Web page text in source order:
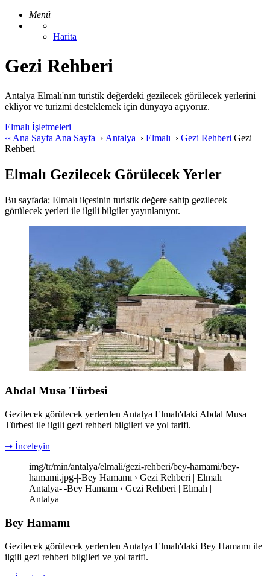
Menü
Harita
Gezi Rehberi
Antalya Elmalı'nın turistik değerdeki gezilecek görülecek yerlerini
ekliyor ve turizmi desteklemek için dünyaya açıyoruz.
Elmalı İşletmeleri
‹‹ Ana Sayfa Ana Sayfa › Antalya › Elmalı › Gezi Rehberi Gezi
Rehberi
Elmalı Gezilecek Görülecek Yerler
Bu sayfada; Elmalı ilçesinin turistik değere sahip gezilecek
görülecek yerleri ile ilgili bilgiler yayınlanıyor.
Abdal Musa Türbesi
Gezilecek görülecek yerlerden Antalya Elmalı'daki Abdal Musa
Türbesi ile ilgili gezi rehberi bilgileri ve yol tarifi.
➞ İnceleyin
img/tr/min/antalya/elmali/gezi-rehberi/bey-hamami/bey-
hamami.jpg-|-Bey Hamamı › Gezi Rehberi | Elmalı |
Antalya-|-Bey Hamamı › Gezi Rehberi | Elmalı |
Antalya
Bey Hamamı
Gezilecek görülecek yerlerden Antalya Elmalı'daki Bey Hamamı ile
ilgili gezi rehberi bilgileri ve yol tarifi.